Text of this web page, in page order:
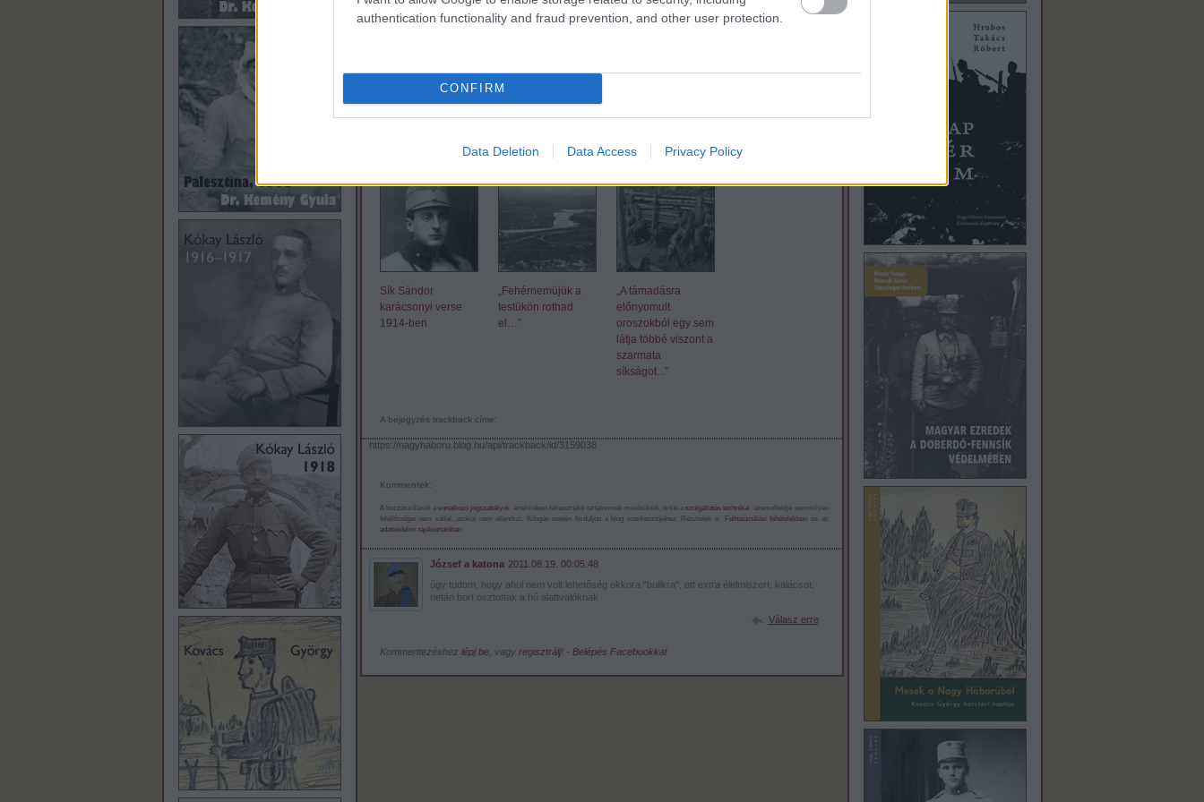
authentication functionality and fraud prevention, and other user protection.
CONFIRM
Data Deletion Data Access Privacy Policy
magyar hazámnak!”
Címkék:ünnepség ludovika akadémia ferenc józsef józsef főherceg
Ajánlott bejegyzések:
Sík Sándor
karácsonyi verse
1914-ben
„Fehérnemüjük a
testükön rothad
el…”
„A támadásra
előnyomult
oroszokból egy sem
látja többé viszont a
szarmata
síkságot...”
A bejegyzés trackback címe:
https://nagyhaboru.blog.hu/api/trackback/id/3159038
Kommentek:
A hozzászólások a vonatkozó jogszabályokértelmében felhasználói tartalomnak minősülnek, értük aszolgáltatás technikai
üzemeltetője semmilyen
felelősséget nem vállal, azokat nem ellenőrzi. Kifogás esetén forduljon a blog szerkesztőjéhez. Részletek a
Felhasználási feltételekben és az
adatvédelmi tájékoztatóban.
József a katona 2011.08.19. 00:05:48
úgy tudom, hogy ahol nem volt lehetőség ekkora "bulikra", ott extra élelmiszert, kalácsot,
netán bort osztottak a hű alattvalóknak
Válasz erre
Kommentezéshez lépj be, vagy regisztrálj! ‐ Belépés Facebookkal